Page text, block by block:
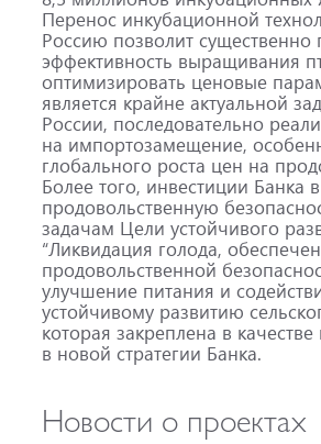
Перенос инкубационной
Россию позволит существенно
эффективность выращивания
оптимизировать ценовые
является крайне актуальной
России, последовательно
на импортозамещение,
глобального роста цен на
Более того, инвестиции Банка в
продовольственную
задачам Цели устойчивого
“Ликвидация голода,
продовольственной
улучшение питания и
устойчивому развитию
которая закреплена в
в новой стратегии Банка.
Новости о проектах